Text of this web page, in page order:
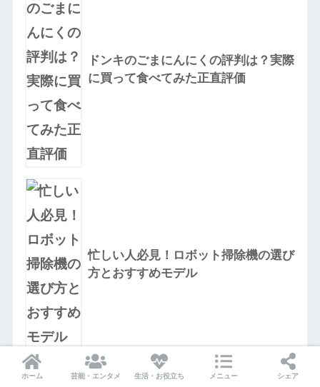
ドンキのごまにんにくの評判は？実際
に買って食べてみた正直評価
忙しい人必見！ロボット掃除機の選び
方とおすすめモデル
ホーム 芸能・エンタメ 生活・お役立ち メニュー シェア